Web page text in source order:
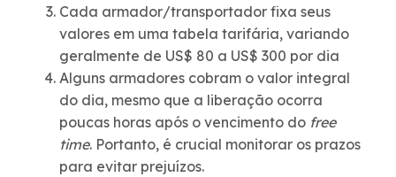
Cada armador/transportador fixa seus
valores em uma tabela tarifária, variando
geralmente de US$ 80 a US$ 300 por dia
Alguns armadores cobram o valor integral
do dia, mesmo que a liberação ocorra
poucas horas após o vencimento do free
time. Portanto, é crucial monitorar os prazos
para evitar prejuízos.